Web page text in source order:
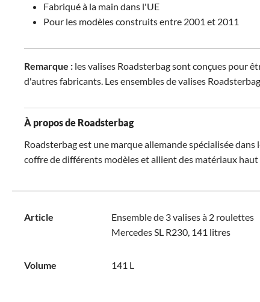
Fabriqué à la main dans l'UE
Pour les modèles construits entre 2001 et 2011
Remarque : les valises Roadsterbag sont conçues pour
d'autres fabricants. Les ensembles de valises
À propos de Roadsterbag
Roadsterbag est une marque allemande spécialisée
coffre de différents modèles et allient des matériaux
Article
Ensemble de 3 valises à 2 roulettes
Mercedes SL R230, 141 litres
Volume 141 L